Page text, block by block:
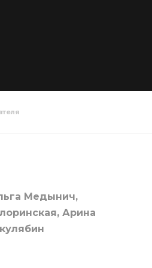
Медынич,
Арина